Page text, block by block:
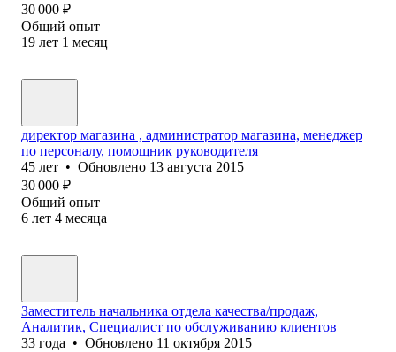
30 000 ₽
Общий опыт
19 лет 1 месяц
директор магазина , администратор магазина, менеджер
по персоналу, помощник руководителя
45 лет • Обновлено 13 августа 2015
30 000 ₽
Общий опыт
6 лет 4 месяца
Заместитель начальника отдела качества/продаж,
Аналитик, Специалист по обслуживанию клиентов
33 года • Обновлено 11 октября 2015